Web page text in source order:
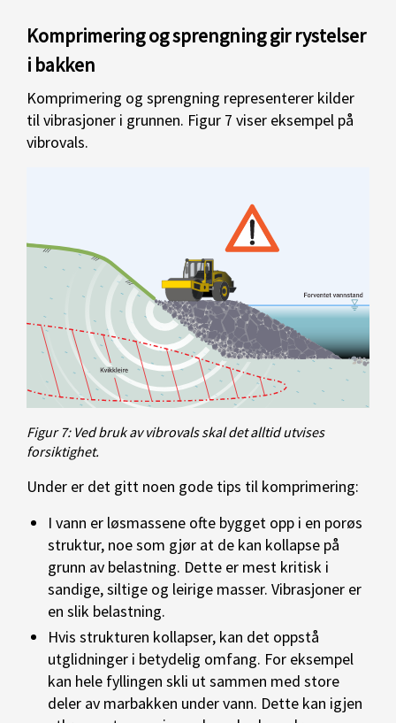
Komprimering og sprengning gir rystelser
i bakken
Komprimering og sprengning representerer kilder
til vibrasjoner i grunnen. Figur 7 viser eksempel på
vibrovals.
Figur 7: Ved bruk av vibrovals skal det alltid utvises
forsiktighet.
Under er det gitt noen gode tips til komprimering:
I vann er løsmassene ofte bygget opp i en porøs
struktur, noe som gjør at de kan kollapse på
grunn av belastning. Dette er mest kritisk i
sandige, siltige og leirige masser. Vibrasjoner er
en slik belastning.
Hvis strukturen kollapser, kan det oppstå
utglidninger i betydelig omfang. For eksempel
kan hele fyllingen skli ut sammen med store
deler av marbakken under vann. Dette kan igjen